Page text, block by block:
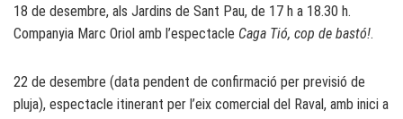
18 de desembre, als Jardins de Sant Pau, de 17 h a 18.30 h.
Companyia Marc Oriol amb l’espectacle Caga Tió, cop de bastó!.
22 de desembre (data pendent de confirmació per previsió de
pluja), espectacle itinerant per l’eix comercial del Raval, amb inici a